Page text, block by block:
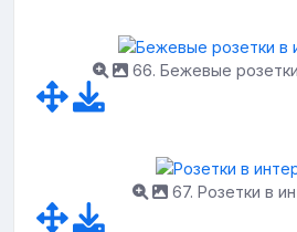
66. Бежевые
67. Розетки в